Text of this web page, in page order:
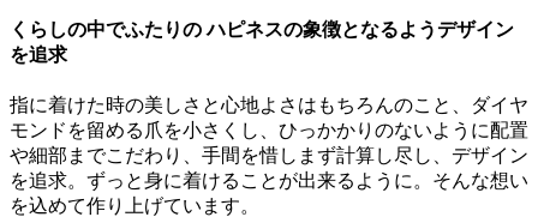
くらしの中でふたりの ハピネスの象徴となるようデザイン
を追求
指に着けた時の美しさと心地よさはもちろんのこと、ダイヤ
モンドを留める爪を小さくし、ひっかかりのないように配置
や細部までこだわり、手間を惜しまず計算し尽し、デザイン
を追求。ずっと身に着けることが出来るように。そんな想い
を込めて作り上げています。